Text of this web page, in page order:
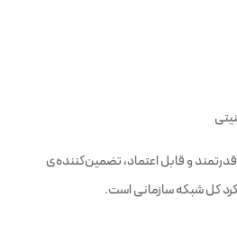
و قابل اعتماد، تضمین‌کننده‌ی
کل شبکه سازمانی است.